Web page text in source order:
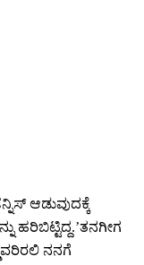
ಆಡುವುದಕ್ಕೆ
ಹರಿಬಿಟ್ಟಿದ್ದ.’ತನಗೀಗ
ನನಗೆ